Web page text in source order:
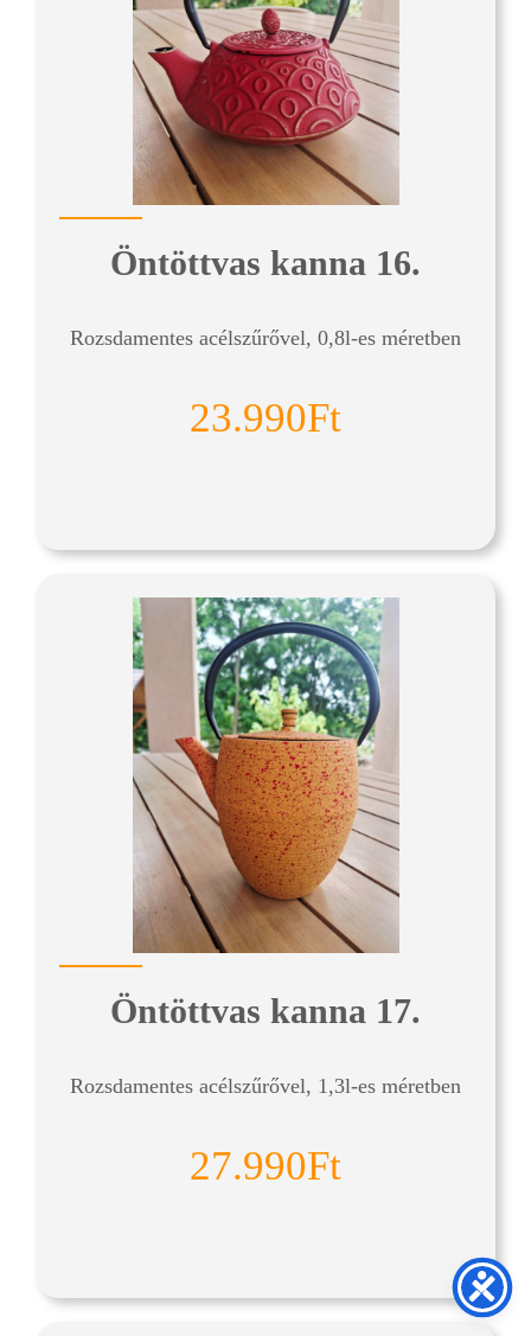
Öntöttvas kanna 16.
Rozsdamentes acélszűrővel, 0,8l-es méretben
23.990Ft
Öntöttvas kanna 17.
Rozsdamentes acélszűrővel, 1,3l-es méretben
27.990Ft